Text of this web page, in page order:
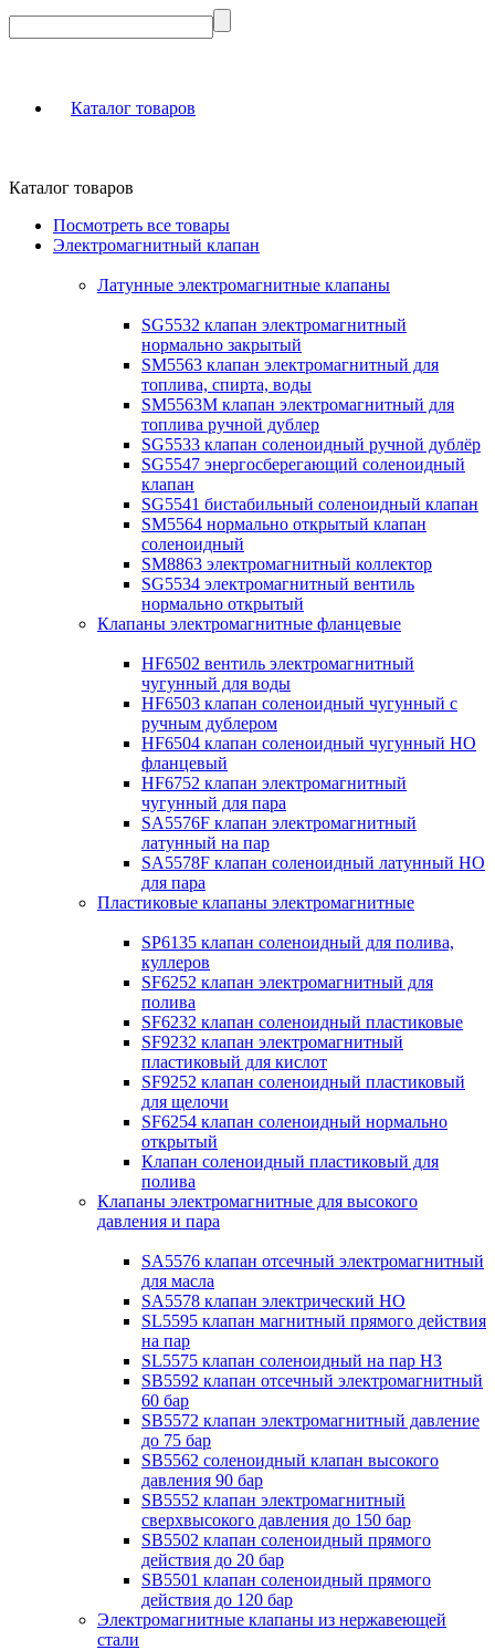
Каталог товаров
Каталог товаров
Посмотреть все товары
Электромагнитный клапан
Латунные электромагнитные клапаны
SG5532 клапан электромагнитный
нормально закрытый
SM5563 клапан электромагнитный для
топлива, спирта, воды
SM5563M клапан электромагнитный для
топлива ручной дублер
SG5533 клапан соленоидный ручной дублёр
SG5547 энергосберегающий соленоидный
клапан
SG5541 бистабильный соленоидный клапан
SM5564 нормально открытый клапан
соленоидный
SM8863 электромагнитный коллектор
SG5534 электромагнитный вентиль
нормально открытый
Клапаны электромагнитные фланцевые
HF6502 вентиль электромагнитный
чугунный для воды
HF6503 клапан соленоидный чугунный с
ручным дублером
HF6504 клапан соленоидный чугунный НО
фланцевый
HF6752 клапан электромагнитный
чугунный для пара
SA5576F клапан электромагнитный
латунный на пар
SA5578F клапан соленоидный латунный НО
для пара
Пластиковые клапаны электромагнитные
SP6135 клапан соленоидный для полива,
куллеров
SF6252 клапан электромагнитный для
полива
SF6232 клапан соленоидный пластиковые
SF9232 клапан электромагнитный
пластиковый для кислот
SF9252 клапан соленоидный пластиковый
для щелочи
SF6254 клапан соленоидный нормально
открытый
Клапан соленоидный пластиковый для
полива
Клапаны электромагнитные для высокого
давления и пара
SA5576 клапан отсечный электромагнитный
для масла
SA5578 клапан электрический НО
SL5595 клапан магнитный прямого действия
на пар
SL5575 клапан соленоидный на пар НЗ
SB5592 клапан отсечный электромагнитный
60 бар
SB5572 клапан электромагнитный давление
до 75 бар
SB5562 соленоидный клапан высокого
давления 90 бар
SB5552 клапан электромагнитный
сверхвысокого давления до 150 бар
SB5502 клапан соленоидный прямого
действия до 20 бар
SB5501 клапан соленоидный прямого
действия до 120 бар
Электромагнитные клапаны из нержавеющей
стали